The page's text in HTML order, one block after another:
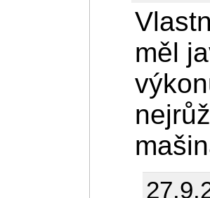
měl